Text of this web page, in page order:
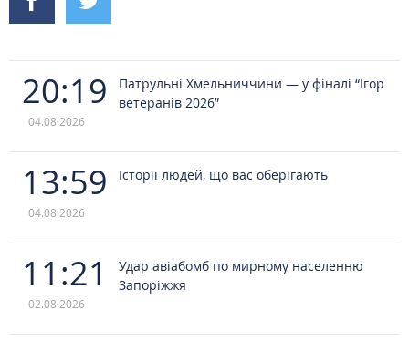
20:19
04.08.2026
Патрульні Хмельниччини — у фіналі “Ігор
ветеранів 2026”
13:59
04.08.2026
Історії людей, що вас оберігають
11:21
02.08.2026
Удар авіабомб по мирному населенню
Запоріжжя